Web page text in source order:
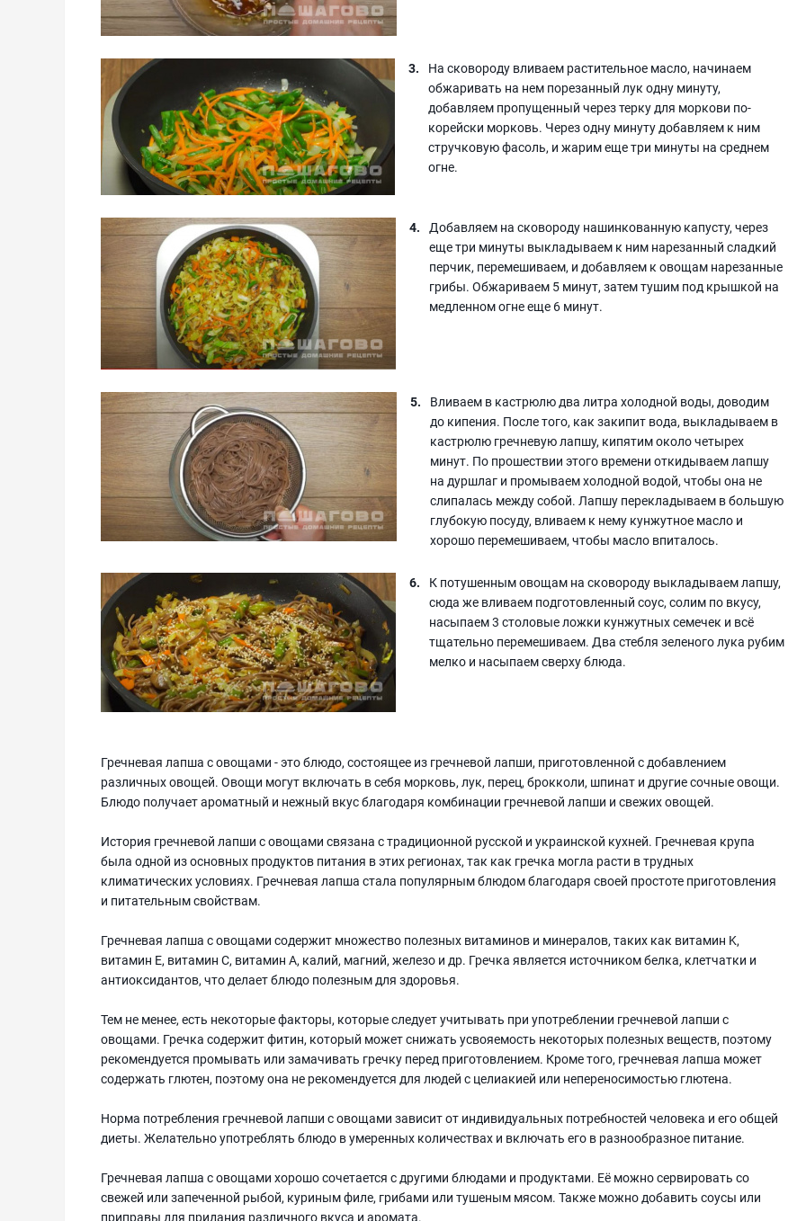
На сковороду вливаем растительное масло, начинаем
обжаривать на нем порезанный лук одну минуту,
добавляем пропущенный через терку для моркови по-
корейски морковь. Через одну минуту добавляем к ним
стручковую фасоль, и жарим еще три минуты на среднем
огне.
Добавляем на сковороду нашинкованную капусту, через
еще три минуты выкладываем к ним нарезанный сладкий
перчик, перемешиваем, и добавляем к овощам нарезанные
грибы. Обжариваем 5 минут, затем тушим под крышкой на
медленном огне еще 6 минут.
Вливаем в кастрюлю два литра холодной воды, доводим
до кипения. После того, как закипит вода, выкладываем в
кастрюлю гречневую лапшу, кипятим около четырех
минут. По прошествии этого времени откидываем лапшу
на дуршлаг и промываем холодной водой, чтобы она не
слипалась между собой. Лапшу перекладываем в большую
глубокую посуду, вливаем к нему кунжутное масло и
хорошо перемешиваем, чтобы масло впиталось.
К потушенным овощам на сковороду выкладываем лапшу,
сюда же вливаем подготовленный соус, солим по вкусу,
насыпаем 3 столовые ложки кунжутных семечек и всё
тщательно перемешиваем. Два стебля зеленого лука рубим
мелко и насыпаем сверху блюда.
Гречневая лапша с овощами - это блюдо, состоящее из гречневой лапши, приготовленной с добавлением
различных овощей. Овощи могут включать в себя морковь, лук, перец, брокколи, шпинат и другие сочные овощи.
Блюдо получает ароматный и нежный вкус благодаря комбинации гречневой лапши и свежих овощей.
История гречневой лапши с овощами связана с традиционной русской и украинской кухней. Гречневая крупа
была одной из основных продуктов питания в этих регионах, так как гречка могла расти в трудных
климатических условиях. Гречневая лапша стала популярным блюдом благодаря своей простоте приготовления
и питательным свойствам.
Гречневая лапша с овощами содержит множество полезных витаминов и минералов, таких как витамин K,
витамин E, витамин C, витамин А, калий, магний, железо и др. Гречка является источником белка, клетчатки и
антиоксидантов, что делает блюдо полезным для здоровья.
Тем не менее, есть некоторые факторы, которые следует учитывать при употреблении гречневой лапши с
овощами. Гречка содержит фитин, который может снижать усвояемость некоторых полезных веществ, поэтому
рекомендуется промывать или замачивать гречку перед приготовлением. Кроме того, гречневая лапша может
содержать глютен, поэтому она не рекомендуется для людей с целиакией или непереносимостью глютена.
Норма потребления гречневой лапши с овощами зависит от индивидуальных потребностей человека и его общей
диеты. Желательно употреблять блюдо в умеренных количествах и включать его в разнообразное питание.
Гречневая лапша с овощами хорошо сочетается с другими блюдами и продуктами. Её можно сервировать со
свежей или запеченной рыбой, куриным филе, грибами или тушеным мясом. Также можно добавить соусы или
приправы для придания различного вкуса и аромата.